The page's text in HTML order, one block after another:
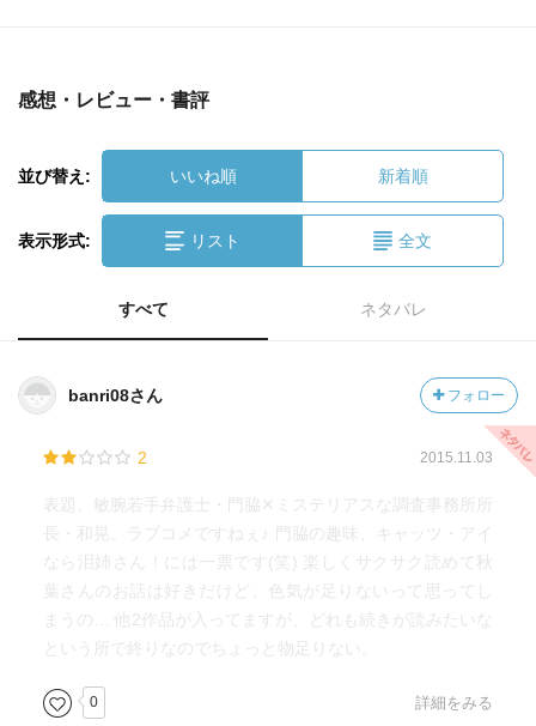
感想・レビュー・書評
並び替え: いいね順 新着順
表示形式: リスト 全文
すべて ネタバレ
banri08さん フォロー
2 2015.11.03
表題、敏腕若手弁護士・門脇✕ミステリアスな調査事務所所
長・和晃。ラブコメですねぇ♪ 門脇の趣味、キャッツ・アイ
なら泪姉さん！には一票です(笑) 楽しくサクサク読めて秋
葉さんのお話は好きだけど、色気が足りないって思ってし
まうの… 他2作品が入ってますが、どれも続きが読みたいな
という所で終りなのでちょっと物足りない。
0 詳細をみる